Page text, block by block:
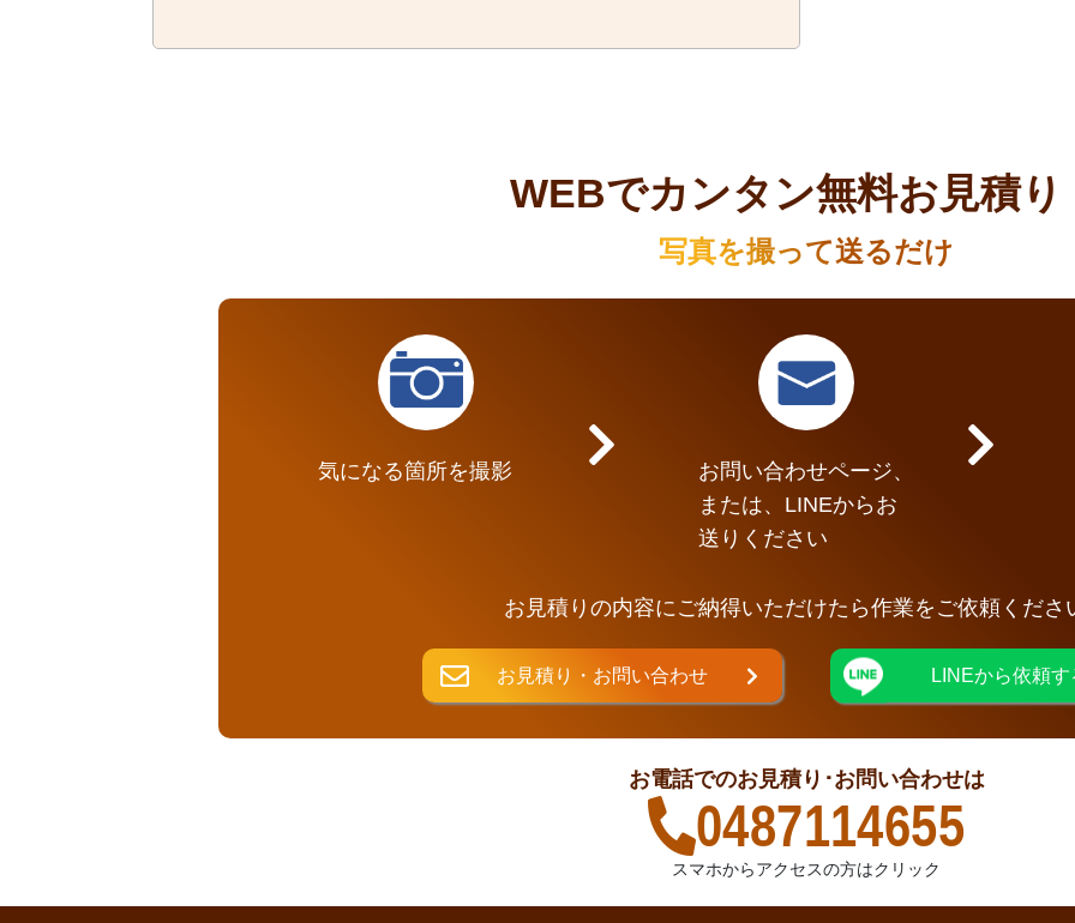
WEBでカンタン無料お見積り
写真を撮って送るだけ
気になる箇所を撮影
お問い合わせページ、
または、LINEからお
送りください
お見積りの内容にご納得いただけたら作業をご依頼くださ
お見積り・お問い合わせ LINEから依頼す
お電話でのお見積り･お問い合わせは
0487114655
スマホからアクセスの方はクリック